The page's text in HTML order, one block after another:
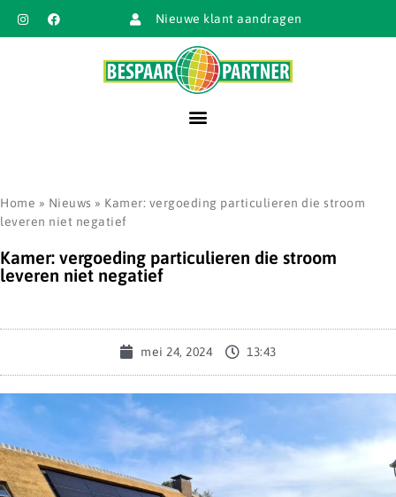
Nieuwe klant aandragen
Home » Nieuws » Kamer: vergoeding particulieren die stroom
leveren niet negatief
Kamer: vergoeding particulieren die stroom
leveren niet negatief
mei 24, 2024 13:43